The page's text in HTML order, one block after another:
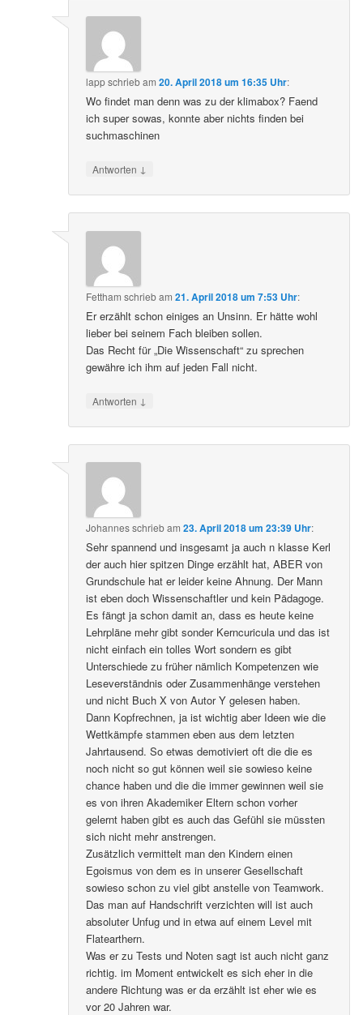
lappschriebam20. April 2018 um 16:35 Uhr:
Wo findet man denn was zu der klimabox? Faend
ich super sowas, konnte aber nichts finden bei
suchmaschinen
Antworten ↓
Fettham schriebam21. April 2018 um 7:53 Uhr:
Er erzählt schon einiges an Unsinn. Er hätte wohl
lieber bei seinem Fach bleiben sollen.
Das Recht für „Die Wissenschaft“ zu sprechen
gewähre ich ihm auf jeden Fall nicht.
Antworten ↓
Johannesschriebam23. April 2018 um 23:39 Uhr:
Sehr spannend und insgesamt ja auch n klasse Kerl
der auch hier spitzen Dinge erzählt hat, ABER von
Grundschule hat er leider keine Ahnung. Der Mann
ist eben doch Wissenschaftler und kein Pädagoge.
Es fängt ja schon damit an, dass es heute keine
Lehrpläne mehr gibt sonder Kerncuricula und das ist
nicht einfach ein tolles Wort sondern es gibt
Unterschiede zu früher nämlich Kompetenzen wie
Leseverständnis oder Zusammenhänge verstehen
und nicht Buch X von Autor Y gelesen haben.
Dann Kopfrechnen, ja ist wichtig aber Ideen wie die
Wettkämpfe stammen eben aus dem letzten
Jahrtausend. So etwas demotiviert oft die die es
noch nicht so gut können weil sie sowieso keine
chance haben und die die immer gewinnen weil sie
es von ihren Akademiker Eltern schon vorher
gelernt haben gibt es auch das Gefühl sie müssten
sich nicht mehr anstrengen.
Zusätzlich vermittelt man den Kindern einen
Egoismus von dem es in unserer Gesellschaft
sowieso schon zu viel gibt anstelle von Teamwork.
Das man auf Handschrift verzichten will ist auch
absoluter Unfug und in etwa auf einem Level mit
Flatearthern.
Was er zu Tests und Noten sagt ist auch nicht ganz
richtig. im Moment entwickelt es sich eher in die
andere Richtung was er da erzählt ist eher wie es
vor 20 Jahren war.